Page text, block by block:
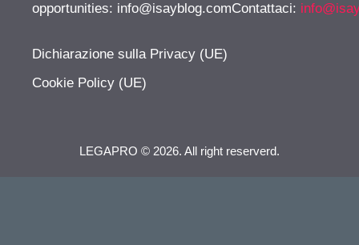
opportunities: info@isayblog.comContattaci:
Dichiarazione sulla Privacy (UE)
Cookie Policy (UE)
LEGAPRO © 2026. All right reserverd.